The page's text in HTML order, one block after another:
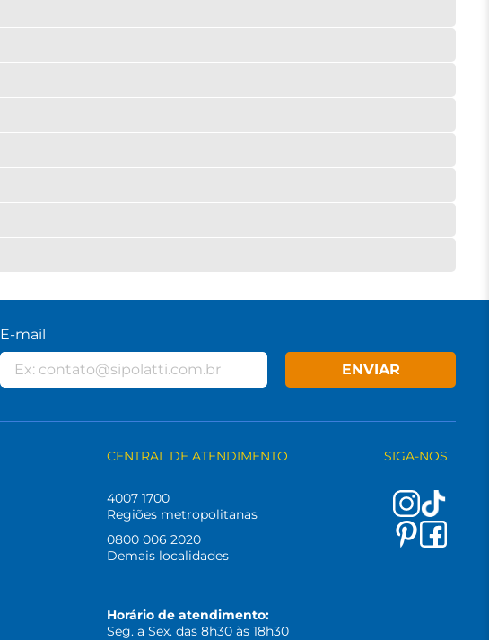
E-mail
ENVIAR
CENTRAL DE ATENDIMENTO
4007 1700
Regiões metropolitanas
0800 006 2020
Demais localidades
Horário de atendimento:
Seg. a Sex. das 8h30 às 18h30
SIGA-NOS